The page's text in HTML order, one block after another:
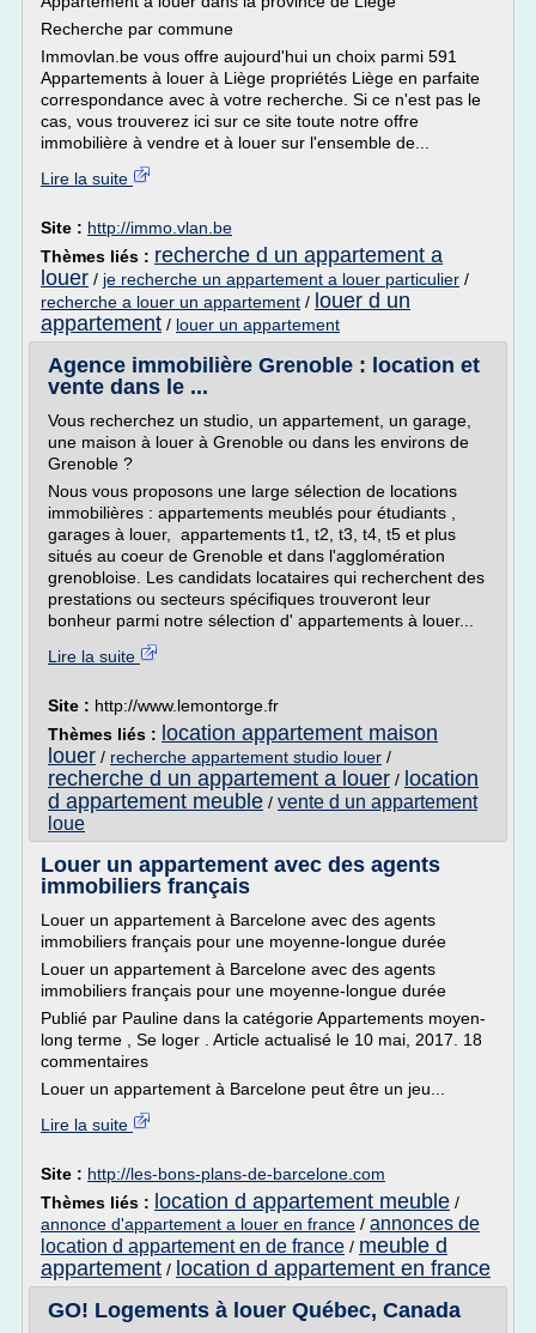
Recherche par commune
Immovlan.be vous offre aujourd'hui un choix parmi 591
Appartements à louer à Liège propriétés Liège en parfaite
correspondance avec à votre recherche. Si ce n'est pas le
cas, vous trouverez ici sur ce site toute notre offre
immobilière à vendre et à louer sur l'ensemble de...
Lire la suite
Site : http://immo.vlan.be
Thèmes liés : recherche d un appartement a
louer / je recherche un appartement a louer particulier /
recherche a louer un appartement / louer d un
appartement / louer un appartement
Agence immobilière Grenoble : location et
vente dans le ...
Vous recherchez un studio, un appartement, un garage,
une maison à louer à Grenoble ou dans les environs de
Grenoble ?
Nous vous proposons une large sélection de locations
immobilières : appartements meublés pour étudiants ,
garages à louer, appartements t1, t2, t3, t4, t5 et plus
situés au coeur de Grenoble et dans l'agglomération
grenobloise. Les candidats locataires qui recherchent des
prestations ou secteurs spécifiques trouveront leur
bonheur parmi notre sélection d' appartements à louer...
Lire la suite
Site : http://www.lemontorge.fr
Thèmes liés : location appartement maison
louer / recherche appartement studio louer /
recherche d un appartement a louer / location
d appartement meuble / vente d un appartement
loue
Louer un appartement avec des agents
immobiliers français
Louer un appartement à Barcelone avec des agents
immobiliers français pour une moyenne-longue durée
Louer un appartement à Barcelone avec des agents
immobiliers français pour une moyenne-longue durée
Publié par Pauline dans la catégorie Appartements moyen-
long terme , Se loger . Article actualisé le 10 mai, 2017. 18
commentaires
Louer un appartement à Barcelone peut être un jeu...
Lire la suite
Site : http://les-bons-plans-de-barcelone.com
Thèmes liés : location d appartement meuble /
annonce d'appartement a louer en france / annonces de
location d appartement en de france / meuble d
appartement / location d appartement en france
GO! Logements à louer Québec, Canada